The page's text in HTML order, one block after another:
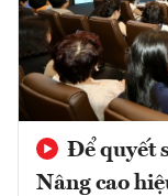
Để quyết
Nâng cao